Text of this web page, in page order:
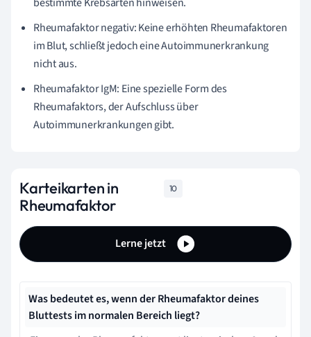
Rheumafaktor negativ: Keine erhöhten Rheumafaktoren
im Blut, schließt jedoch eine Autoimmunerkrankung
nicht aus.
Rheumafaktor IgM: Eine spezielle Form des
Rheumafaktors, der Aufschluss über
Autoimmunerkrankungen gibt.
Karteikarten in
Rheumafaktor
10
Lerne jetzt
Was bedeutet es, wenn der Rheumafaktor deines
Bluttests im normalen Bereich liegt?